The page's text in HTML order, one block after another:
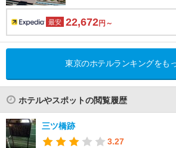
最安 22,672円～
東京のホテルランキングをも
ホテルやスポットの閲覧履歴
三ツ橋跡
3.27